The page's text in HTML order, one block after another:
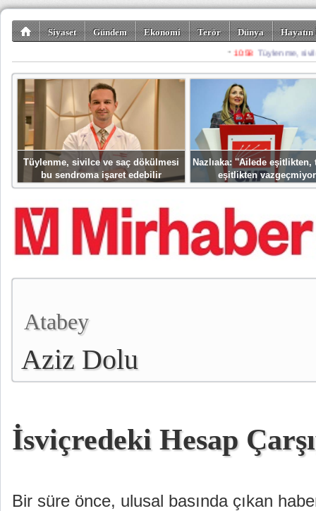
Siyaset Gündem Ekonomi Terör Dünya
Spor Misafir
Tüylenme, sivilce ve saç dökülmesi
bu sendroma işaret edebilir
Nazlıaka: ''Ailede eşitlikten,
eşitlikten
Atabey
Aziz Dolu
İsviçredeki Hesap
Bir süre önce, ulusal basında çıkan